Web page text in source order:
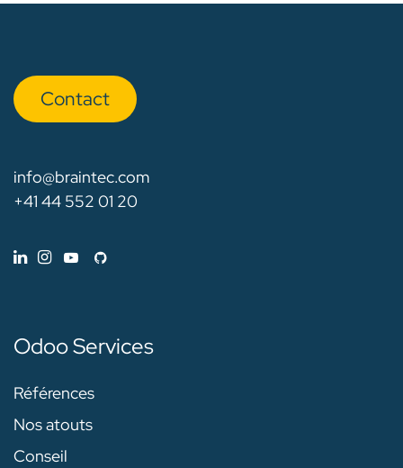
Con​​​​tact
info@braintec.com
+41 44 552 01 20
Odoo Services
Références
Nos atouts
Conseil